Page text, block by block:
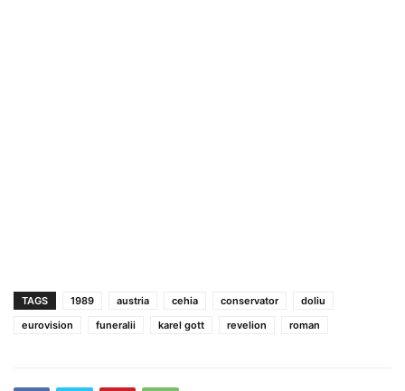
TAGS 1989 austria cehia conservator
doliu
eurovision
funeralii karel gott revelion roman